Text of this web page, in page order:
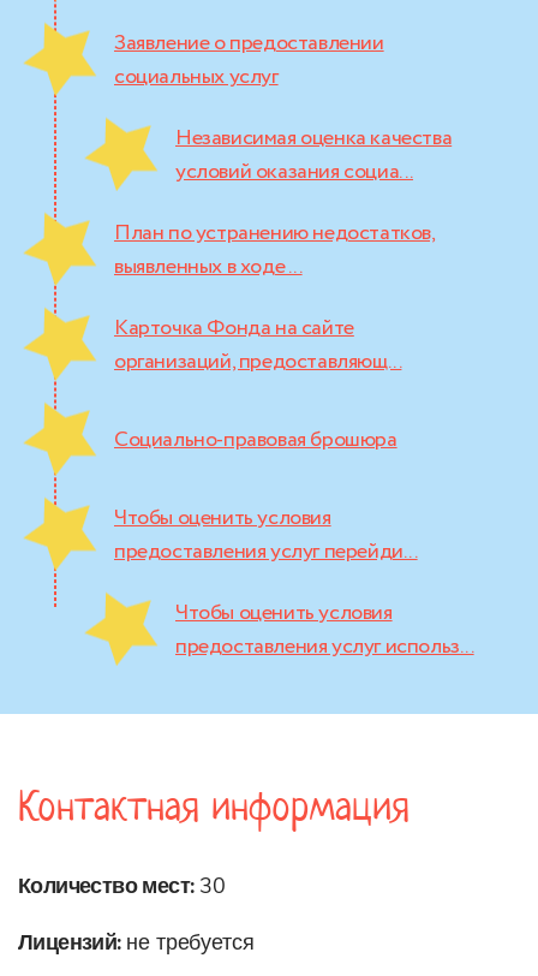
Заявление о предоставлении
социальных услуг
Независимая оценка качества
условий оказания социа...
План по устранению недостатков,
выявленных в ходе ...
Карточка Фонда на сайте
организаций, предоставляющ...
Социально-правовая брошюра
Чтобы оценить условия
предоставления услуг перейди...
Чтобы оценить условия
предоставления услуг использ...
Контактная информация
Количество мест: 30
Лицензий: не требуется